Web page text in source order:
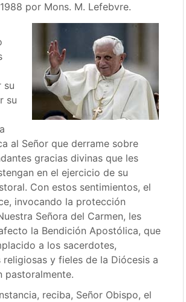
por Mons. M. Lefebvre.
su
su
al Señor que derrame sobre
gracias divinas que les
en el ejercicio de su
Con estos sentimientos, el
invocando la protección
Señora del Carmen, les
la Bendición Apostólica, que
a los sacerdotes,
religiosas y fieles de la Diócesis a
pastoralmente.
reciba, Señor Obispo, el